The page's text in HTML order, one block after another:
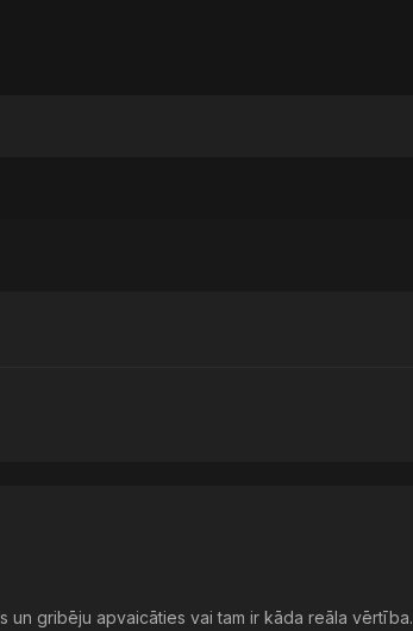
un gribēju apvaicāties vai tam ir kāda reāla vērtība.